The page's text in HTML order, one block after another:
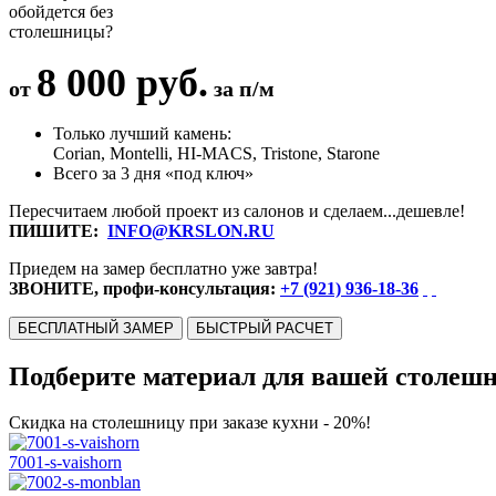
обойдется без
столешницы?
от 8 000 руб. за п/м
Только лучший камень:
Corian, Montelli, HI-MACS, Tristone, Starone
Всего за 3 дня «под ключ»
Пересчитаем любой проект из салонов и сделаем...дешевле!
ПИШИТЕ: INFO@KRSLON.RU
Приедем на замер бесплатно уже завтра!
ЗВОНИТЕ, профи-консультация: +7 (921) 936-18-36
БЕСПЛАТНЫЙ ЗАМЕР БЫСТРЫЙ РАСЧЕТ
Подберите материал для вашей
Скидка на столешницу при заказе кухни - 20%!
7001-s-vaishorn